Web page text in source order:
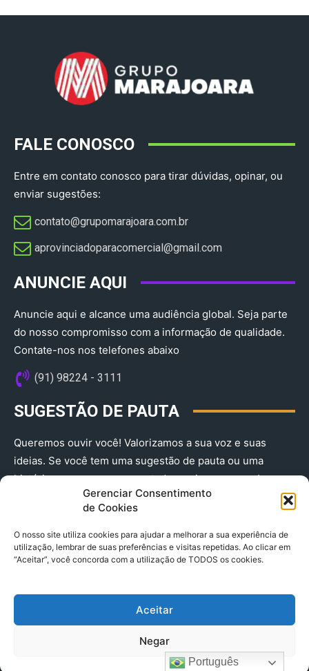
Gerenciar Consentimento
de Cookies
O nosso site utiliza cookies para ajudar a melhorar a sua experiência de
utilização, lembrar de suas preferências e visitas repetidas. Ao clicar em
“Aceitar”, você concorda com a utilização de TODOS os cookies.
Aceitar
Negar
FALE CONOSCO
Entre em contato conosco para tirar dúvidas, opinar, ou
enviar sugestões:
contato@grupomarajoara.com.br
aprovinciadoparacomercial@gmail.com​
ANUNCIE AQUI
Anuncie aqui e alcance uma audiência global. Seja parte
do nosso compromisso com a informação de qualidade.
Contate-nos nos telefones abaixo
(91) 98224 - 3111
SUGESTÃO DE PAUTA
Queremos ouvir você! Valorizamos a sua voz e suas
ideias. Se você tem uma sugestão de pauta ou uma
história que merece ser contada, envie-nos agora!
(91) 98224 - 3111
© 2025 A Província do Pará CNPJ: 04.901.141/0001-36 End .
Trav. Quintino Bocaiuva 2301, Ed. Rogério Fernandez – Sala
2701- Cremação – CEP 66045.315
Português